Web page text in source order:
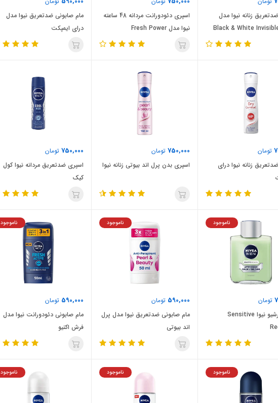
زنانه نیوا مدل
Black & White
اسپری دئودورانت مردانه 48 ساعته
نیوا مدل Fresh Power
مام صابونی ضدتعریق نیوا مدل
درای ایمپکت
تومان
زنانه نیوا درای
750,000 تومان
اسپری بدن پرل اند بیوتی زنانه نیوا
750,000 تومان
اسپری ضدتعریق مردانه نیوا کول
کیک
تومان
ناموجود
بالم افترشیو نیوا Sensitive
590,000 تومان
ناموجود
مام صابونی ضدتعریق نیوا مدل پرل
اند بیوتی
590,000 تومان
ناموجود
مام صابونی دئودورانت نیوا مدل
فرش اکتیو
ناموجود ناموجود ناموجود